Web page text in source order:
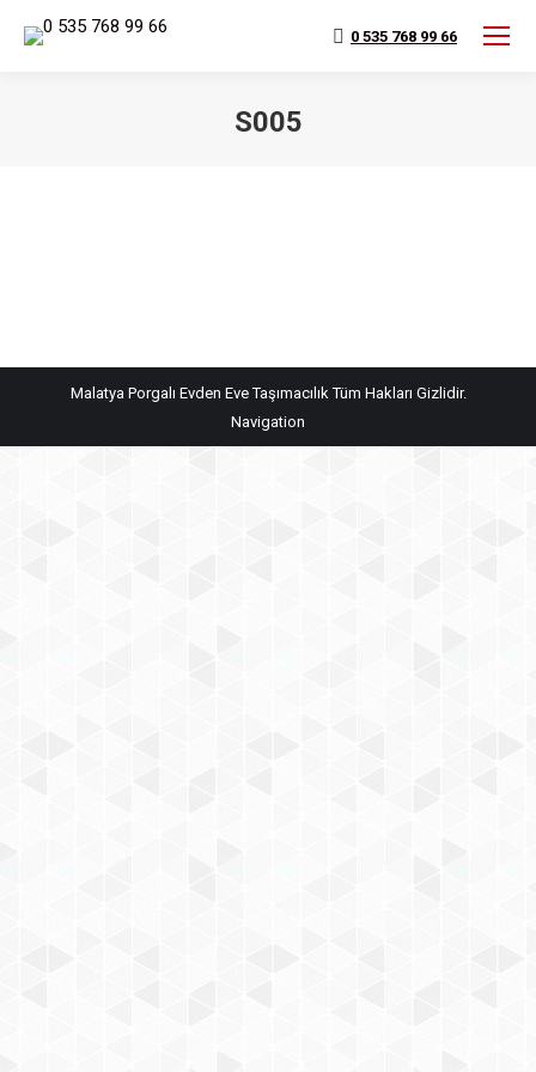
0 535 768 99 66
S005
Malatya Porgalı Evden Eve Taşımacılık Tüm Hakları Gizlidir.
Navigation